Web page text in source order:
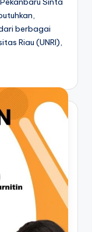
berbagai
Riau (UNRI),